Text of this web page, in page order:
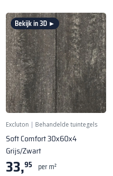
Bekijk in 3D ►
Excluton | Behandelde tuintegels
Soft Comfort 30x60x4
Grijs/Zwart
33,95 per m²